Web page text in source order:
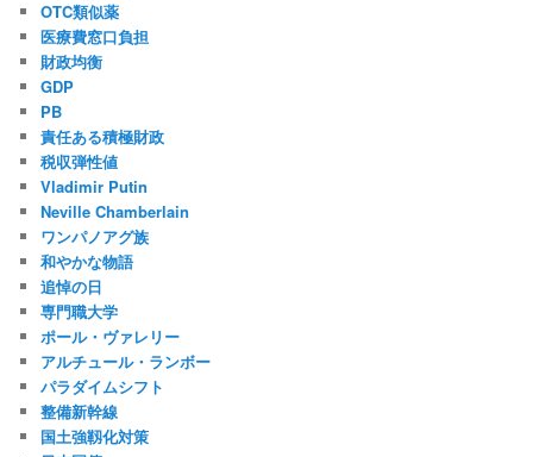
OTC類似薬
医療費窓口負担
財政均衡
GDP
PB
責任ある積極財政
税収弾性値
Vladimir Putin
Neville Chamberlain
ワンパノアグ族
和やかな物語
追悼の日
専門職大学
ポール・ヴァレリー
アルチュール・ランボー
パラダイムシフト
整備新幹線
国土強靱化対策